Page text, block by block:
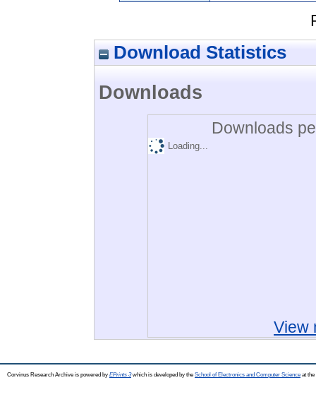
Download Statistics
Downloads
Downloads
Loading...
View
Corvinus Research Archive is powered by EPrints 3which is developed by the School of Electronics and Computer Science at